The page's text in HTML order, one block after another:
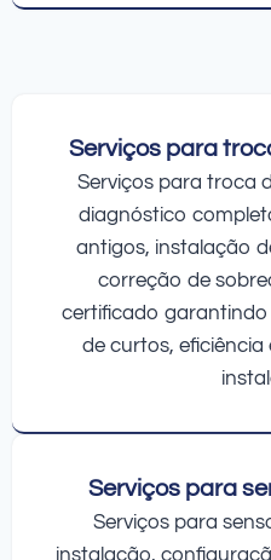
Serviços para
Serviços para troca
diagnóstico
antigos, instalação
correção de
certificado
de curtos,
Serviços para
Serviços para
instalação,